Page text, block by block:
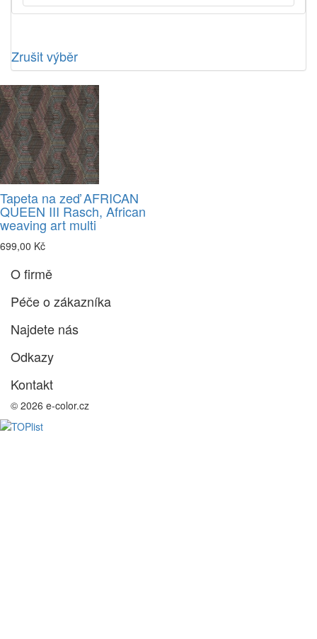
Zrušit výběr
Tapeta na zeď AFRICAN
QUEEN III Rasch, African
weaving art multi
699,00 Kč
O firmě
Péče o zákazníka
Najdete nás
Odkazy
Kontakt
© 2026 e-color.cz